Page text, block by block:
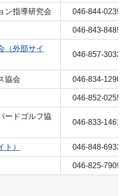
ン指導研究会 046-844-0239
046-843-8489
（外部サイ
046-857-3033
協会 046-834-1290
046-852-0255
ードゴルフ協
046-833-1461
） 046-848-6933
046-825-7909